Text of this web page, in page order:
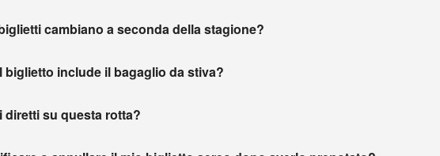
cambiano a seconda della stagione?
biglietto include il bagaglio da stiva?
diretti su questa rotta?